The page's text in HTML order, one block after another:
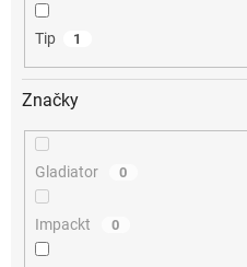
Tip 1
Značky
Gladiator 0
Impackt 0